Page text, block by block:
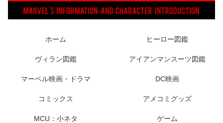
ホーム ヒーロー図鑑
ヴィラン図鑑 アイアンマンスーツ図鑑
マーベル映画・ドラマ DC映画
コミックス アメコミグッズ
MCU：小ネタ ゲーム